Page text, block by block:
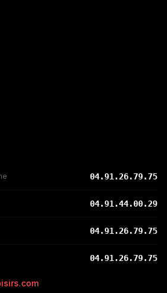
04.91.26.79.75
04.91.44.00.29
04.91.26.79.75
04.91.26.79.75